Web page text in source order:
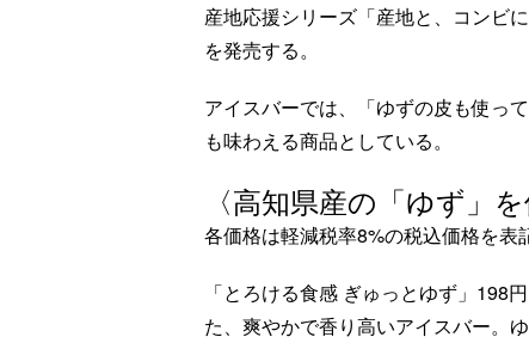
産地応援シリーズ「産地と、コンビ
を発売する。
アイスバーでは、「ゆずの皮も使っ
も味わえる商品としている。
〈高知県産の「ゆず」
各価格は軽減税率8%の税込価格を表
「とろける食感 ぎゅっとゆず」198
た、爽やかで香り高いアイスバー。